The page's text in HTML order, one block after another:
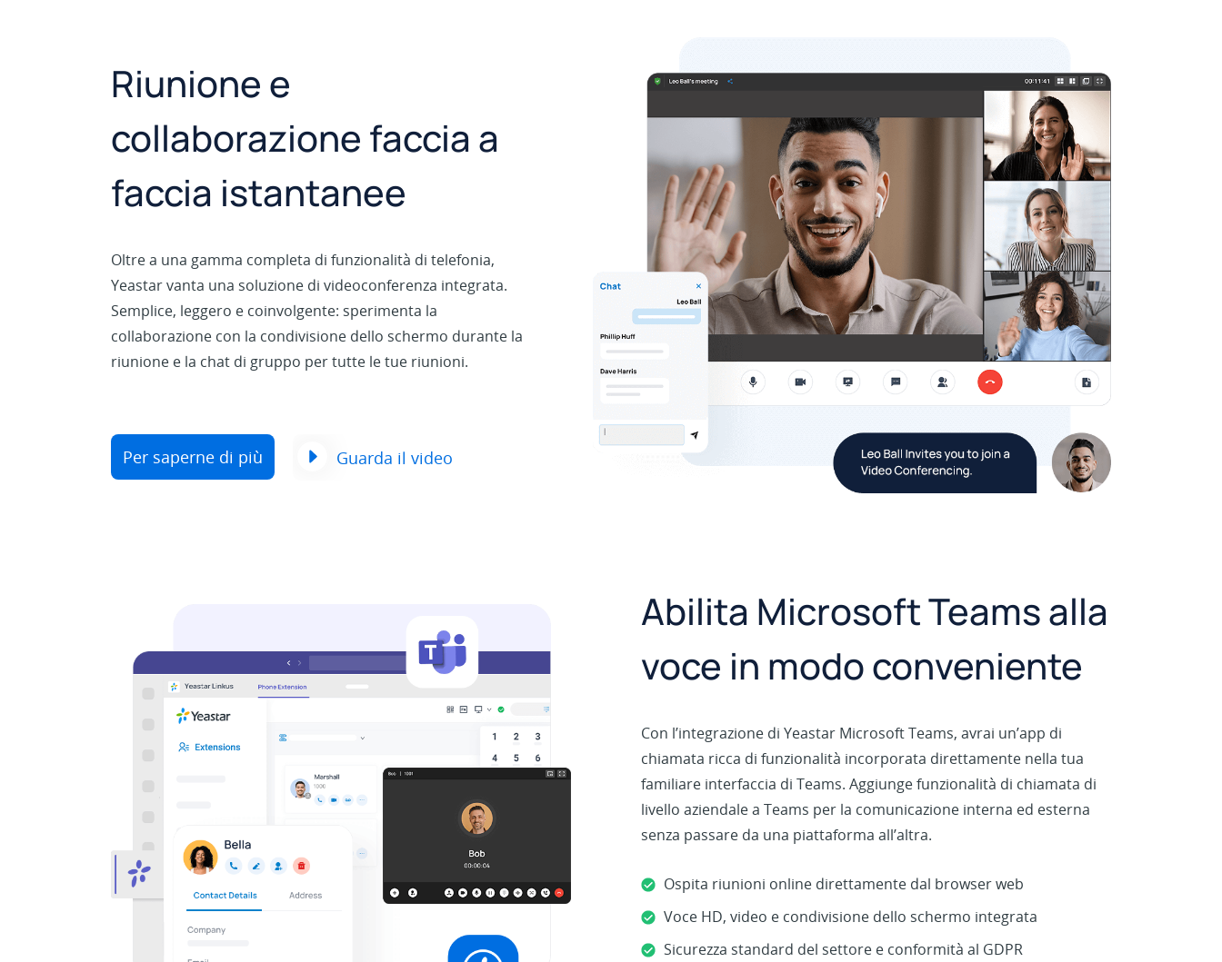
Riunione e
collaborazione faccia a
faccia istantanee
Oltre a una gamma completa di funzionalità di telefonia,
Yeastar vanta una soluzione di videoconferenza integrata.
Semplice, leggero e coinvolgente: sperimenta la
collaborazione con la condivisione dello schermo durante la
riunione e la chat di gruppo per tutte le tue riunioni.
Per saperne di più Guarda il video
Abilita Microsoft Teams alla
voce in modo conveniente
Con l’integrazione di Yeastar Microsoft Teams, avrai un’app di
chiamata ricca di funzionalità incorporata direttamente nella tua
familiare interfaccia di Teams. Aggiunge funzionalità di chiamata di
livello aziendale a Teams per la comunicazione interna ed esterna
senza passare da una piattaforma all’altra.
Ospita riunioni online direttamente dal browser web
Voce HD, video e condivisione dello schermo integrata
Sicurezza standard del settore e conformità al GDPR